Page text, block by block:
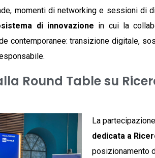
momenti di networking e sessioni di
di innovazione in cui la
contemporanee: transizione digitale,
Round Table su
La
dedicata a
posizionamento